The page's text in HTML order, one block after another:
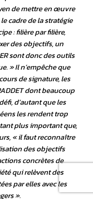
de mettre en œuvre
cadre de la stratégie
: filière par filière,
des objectifs, un
sont donc des outils
. » Il n’empêche que
de signature, les
dont beaucoup
d’autant que les
les rendent trop
plus important que,
«il faut reconnaître
des objectifs
concrètes de
qui relèvent des
par elles avec les
».